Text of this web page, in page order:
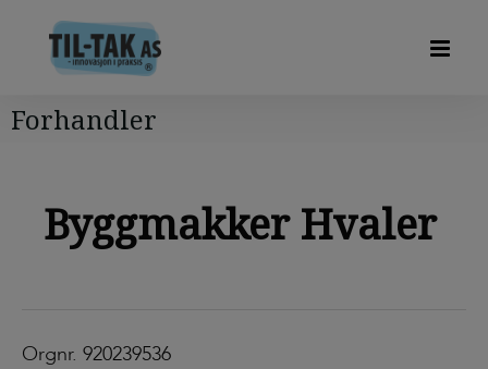
Forhandler
Byggmakker Hvaler
Orgnr. 920239536